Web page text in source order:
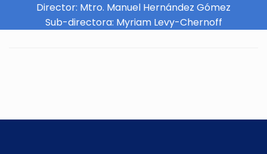
Director: Mtro. Manuel Hernández Gómez
Sub-directora: Myriam Levy-Chernoff